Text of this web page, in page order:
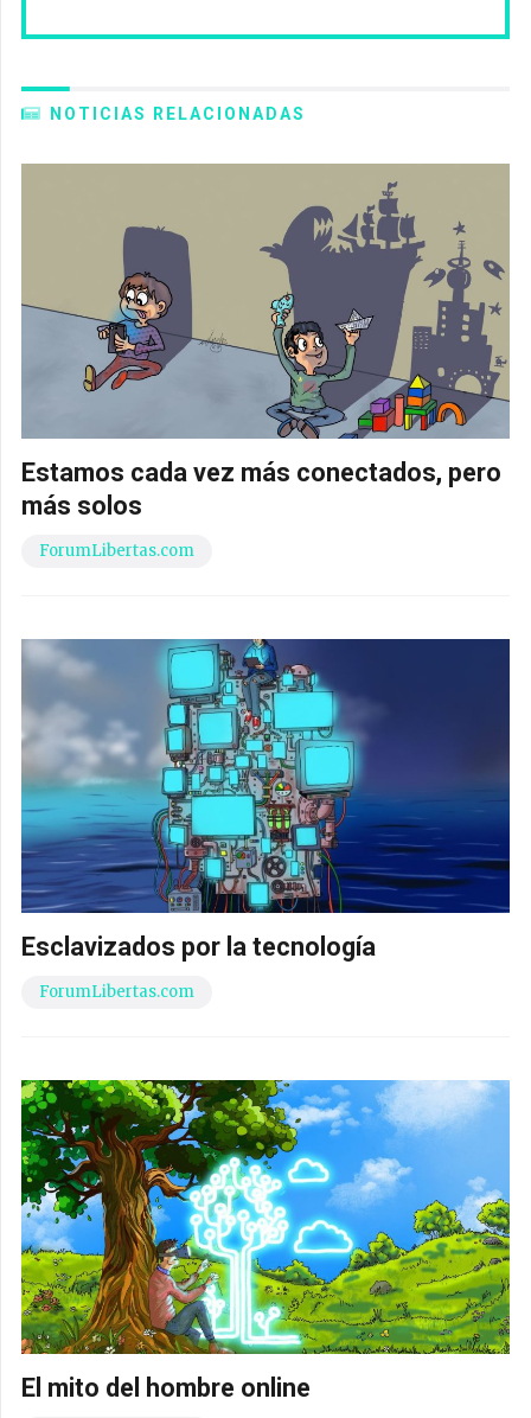
NOTICIAS RELACIONADAS
Estamos cada vez más conectados, pero
más solos
ForumLibertas.com
Esclavizados por la tecnología
ForumLibertas.com
El mito del hombre online